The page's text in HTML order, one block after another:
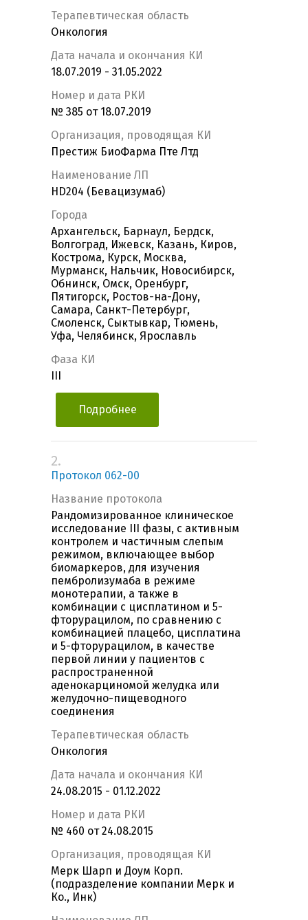
Терапевтическая область
Онкология
Дата начала и окончания КИ
18.07.2019 - 31.05.2022
Номер и дата РКИ
№ 385 от 18.07.2019
Организация, проводящая КИ
Престиж БиоФарма Пте Лтд
Наименование ЛП
HD204 (Бевацизумаб)
Города
Архангельск, Барнаул, Бердск,
Волгоград, Ижевск, Казань, Киров,
Кострома, Курск, Москва,
Мурманск, Нальчик, Новосибирск,
Обнинск, Омск, Оренбург,
Пятигорск, Ростов-на-Дону,
Самара, Санкт-Петербург,
Смоленск, Сыктывкар, Тюмень,
Уфа, Челябинск, Ярославль
Фаза КИ
Подробнее
2.
Протокол 062-00
Название протокола
Рандомизированное клиническое
исследование III фазы, с активным
контролем и частичным слепым
режимом, включающее выбор
биомаркеров, для изучения
пембролизумаба в режиме
монотерапии, а также в
комбинации с цисплатином и 5-
фторурацилом, по сравнению с
комбинацией плацебо, цисплатина
и 5-фторурацилом, в качестве
первой линии у пациентов с
распространенной
аденокарциномой желудка или
желудочно-пищеводного
соединения
Терапевтическая область
Онкология
Дата начала и окончания КИ
24.08.2015 - 01.12.2022
Номер и дата РКИ
№ 460 от 24.08.2015
Организация, проводящая КИ
Мерк Шарп и Доум Корп.
(подразделение компании Мерк и
Ко., Инк)